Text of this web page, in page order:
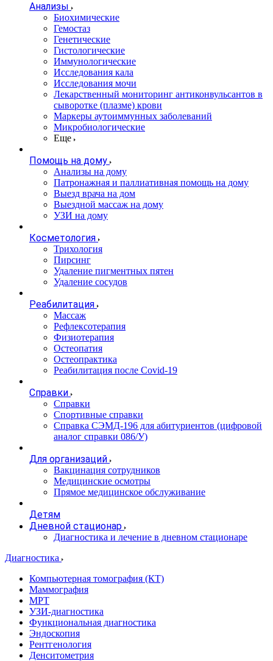
Анализы
Биохимические
Гемостаз
Генетические
Гистологические
Иммунологические
Исследования кала
Исследования мочи
Лекарственный мониторинг антиконвульсантов в
сыворотке (плазме) крови
Маркеры аутоиммунных заболеваний
Микробиологические
Еще
Помощь на дому
Анализы на дому
Патронажная и паллиативная помощь на дому
Выезд врача на дом
Выездной массаж на дому
УЗИ на дому
Косметология
Трихология
Пирсинг
Удаление пигментных пятен
Удаление сосудов
Реабилитация
Массаж
Рефлексотерапия
Физиотерапия
Остеопатия
Остеопрактика
Реабилитация после Covid-19
Справки
Справки
Спортивные справки
Справка СЭМД‑196 для абитуриентов (цифровой
аналог справки 086/У)
Для организаций
Вакцинация сотрудников
Медицинские осмотры
Прямое медицинское обслуживание
Детям
Дневной стационар
Диагностика и лечение в дневном стационаре
Диагностика
Компьютерная томография (КТ)
Маммография
МРТ
УЗИ-диагностика
Функциональная диагностика
Эндоскопия
Рентгенология
Денситометрия